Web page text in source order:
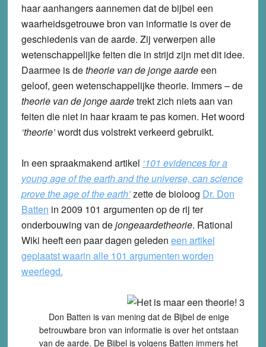
haar aanhangers aannemen dat de bijbel een
waarheidsgetrouwe bron van informatie is over de
geschiedenis van de aarde. Zij verwerpen alle
wetenschappelijke feiten die in strijd zijn met dit idee.
Daarmee is detheorie van de jonge aardeeen
geloof, geen wetenschappelijke theorie. Immers – de
theorie van de jonge aardetrekt zich niets aan van
feiten die niet in haar kraam te pas komen. Het woord
‘theorie’wordt dus volstrekt verkeerd gebruikt.
In een spraakmakend artikel ‘101 evidences for a
young age of the earth and the universe, can science
prove the age of the earth’zette de bioloog Dr. Don
Batten in 2009 101 argumenten op de rij ter
onderbouwing van dejongeaardetheorie. Rational
Wiki heeft een paar dagen geleden een artikel
geplaatst waarin alle 101 argumenten worden
weerlegd.
Don Batten is van mening dat de Bijbel de enige
betrouwbare bron van informatie is over het ontstaan
van de aarde. De Bijbel is volgens Batten immers het